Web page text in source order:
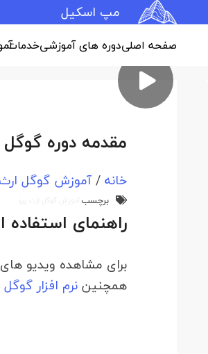
مپ اسکیل
صفحه اصلیدوره های آموزشیخدمات
مقدمه دوره گوگل
خانه/آموزش گوگل
برچسب
راهنمای
برای مشاهده ویدیو
همچنیننرم افزار